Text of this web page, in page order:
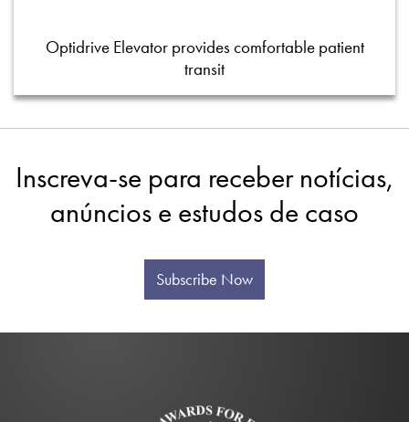
Optidrive Elevator provides comfortable patient
transit
Inscreva-se para receber notícias,
anúncios e estudos de caso
Subscribe Now